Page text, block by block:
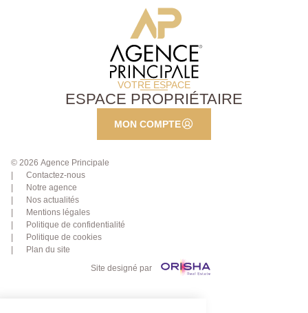
VOTRE ESPACE
ESPACE PROPRIÉTAIRE
MON COMPTE
© 2026 Agence Principale
Contactez-nous
Notre agence
Nos actualités
Mentions légales
Politique de confidentialité
Politique de cookies
Plan du site
Site designé par